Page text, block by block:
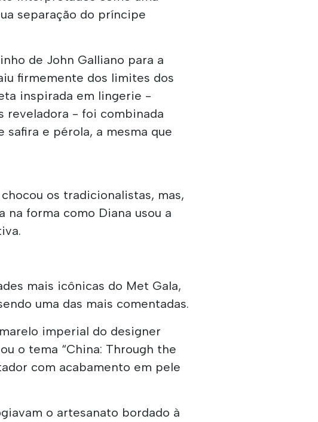
separação do príncipe
de John Galliano para a
firmemente dos limites dos
inspirada em lingerie -
reveladora - foi combinada
safira e pérola, a mesma que
os tradicionalistas, mas,
na forma como Diana usou a
mais icônicas do Met Gala,
uma das mais comentadas.
imperial do designer
o tema “China: Through the
com acabamento em pele
o artesanato bordado à